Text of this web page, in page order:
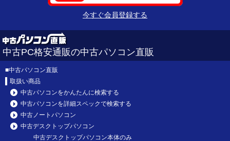
今すぐ会員登録する
中古PC格安通販の中古パソコン直販
■中古パソコン直販
取扱い商品
中古パソコンをかんたんに検索する
中古パソコンを詳細スペックで検索する
中古ノートパソコン
中古デスクトップパソコン
中古デスクトップパソコン本体のみ